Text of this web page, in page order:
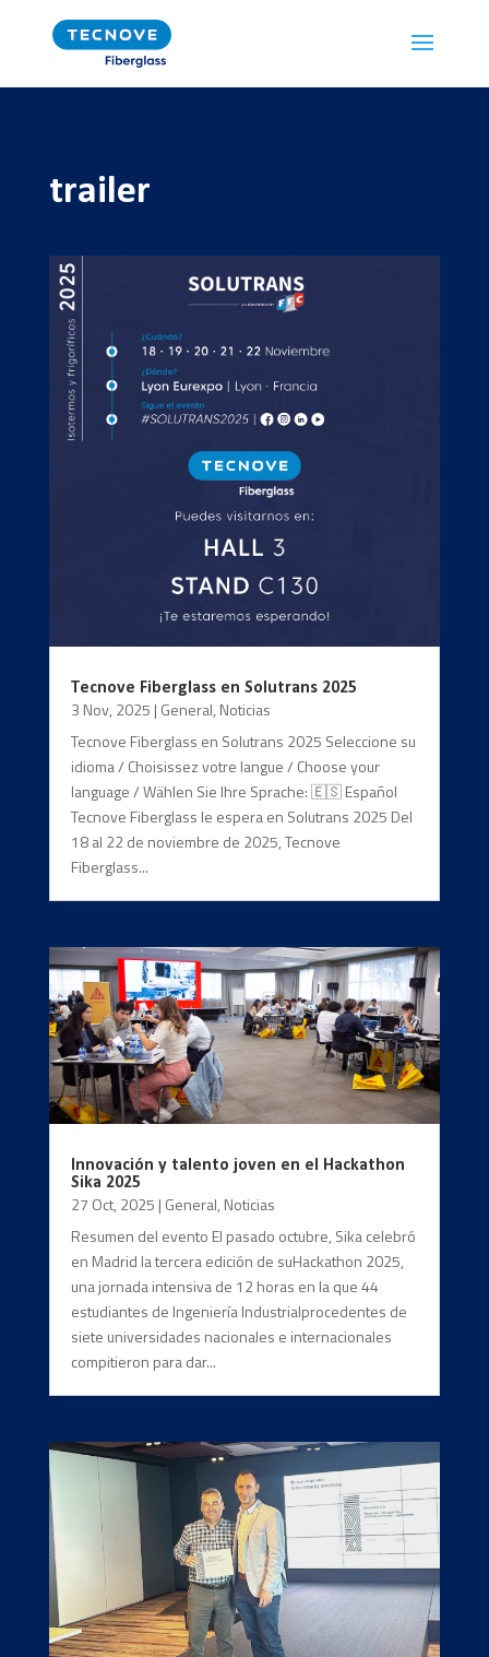
trailer
Tecnove Fiberglass en Solutrans 2025
3 Nov, 2025 | General, Noticias
Tecnove Fiberglass en Solutrans 2025 Seleccione su
idioma / Choisissez votre langue / Choose your
language / Wählen Sie Ihre Sprache: 🇪🇸 Español
Tecnove Fiberglass le espera en Solutrans 2025 Del
18 al 22 de noviembre de 2025, Tecnove
Fiberglass...
Innovación y talento joven en el Hackathon
Sika 2025
27 Oct, 2025 | General, Noticias
Resumen del evento El pasado octubre, Sika celebró
en Madrid la tercera edición de suHackathon 2025,
una jornada intensiva de 12 horas en la que 44
estudiantes de Ingeniería Industrialprocedentes de
siete universidades nacionales e internacionales
compitieron para dar...